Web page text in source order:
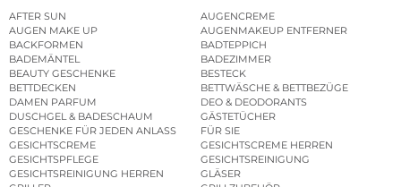
AFTER SUN
AUGENCREME
AUGEN MAKE UP
AUGENMAKEUP ENTFERNER
BACKFORMEN
BADTEPPICH
BADEMÄNTEL
BADEZIMMER
BEAUTY GESCHENKE
BESTECK
BETTDECKEN
BETTWÄSCHE & BETTBEZÜGE
DAMEN PARFUM
DEO & DEODORANTS
DUSCHGEL & BADESCHAUM
GÄSTETÜCHER
GESCHENKE FÜR JEDEN ANLASS
FÜR SIE
GESICHTSCREME
GESICHTSCREME HERREN
GESICHTSPFLEGE
GESICHTSREINIGUNG
GESICHTSREINIGUNG HERREN
GLÄSER